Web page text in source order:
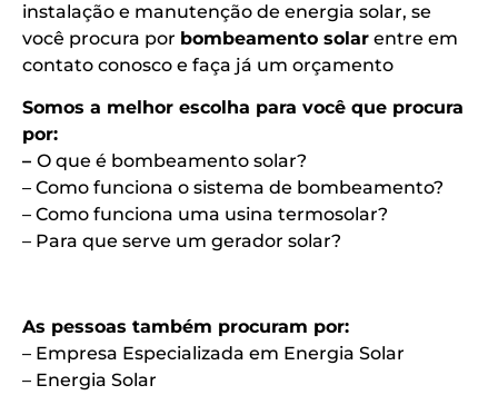
instalação e manutenção de energia solar, se
você procura por bombeamento solar entre em
contato conosco e faça já um orçamento​
Somos a melhor escolha para você que procura
por:
– O que é bombeamento solar?
– Como funciona o sistema de bombeamento?
– Como funciona uma usina termosolar?
– Para que serve um gerador solar?
As pessoas também procuram por:
– Empresa Especializada em Energia Solar
– Energia Solar